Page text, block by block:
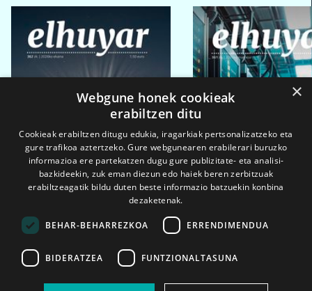
2026ko eka. 1a 2026ko mar. 1a
×
Webgune honek cookieak
erabiltzen ditu
Cookieak erabiltzen ditugu edukia, iragarkiak pertsonalizatzeko eta
gure trafikoa aztertzeko. Gure webgunearen erabilerari buruzko
informazioa ere partekatzen dugu gure publizitate- eta analisi-
bazkideekin, zuk eman diezun edo haiek beren zerbitzuak
erabiltzeagatik bildu duten beste informazio batzuekin konbina
dezaketenak.
BEHAR-BEHARREZKOA ERRENDIMENDUA
BIDERATZEA FUNTZIONALTASUNA